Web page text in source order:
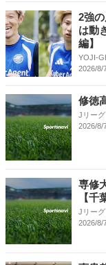
2強
は動
編】
YOJI-
2026/8/
修徳
Jリーグ
2026/8/
専修
【千
Jリーグ
2026/8/